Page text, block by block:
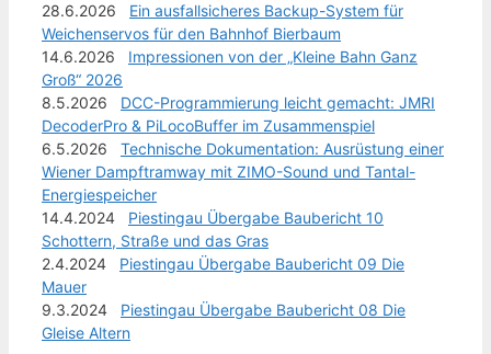
28.6.2026 Ein ausfallsicheres Backup-System für
Weichenservos für den Bahnhof Bierbaum
14.6.2026 Impressionen von der „Kleine Bahn Ganz
Groß“ 2026
8.5.2026 DCC-Programmierung leicht gemacht: JMRI
DecoderPro & PiLocoBuffer im Zusammenspiel
6.5.2026 Technische Dokumentation: Ausrüstung einer
Wiener Dampftramway mit ZIMO-Sound und Tantal-
Energiespeicher
14.4.2024 Piestingau Übergabe Baubericht 10
Schottern, Straße und das Gras
2.4.2024 Piestingau Übergabe Baubericht 09 Die
Mauer
9.3.2024 Piestingau Übergabe Baubericht 08 Die
Gleise Altern